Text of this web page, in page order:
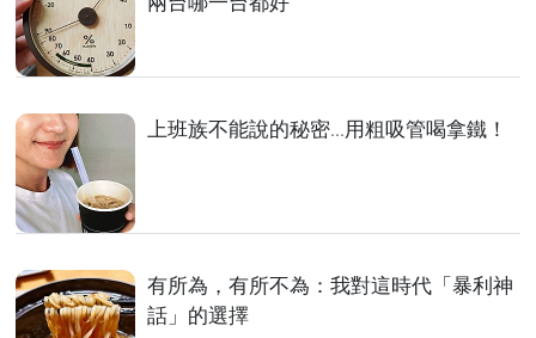
上班族不能說的秘密...用粗吸管喝拿鐵！
有所為，有所不為：我對這時代「暴利神
話」的選擇